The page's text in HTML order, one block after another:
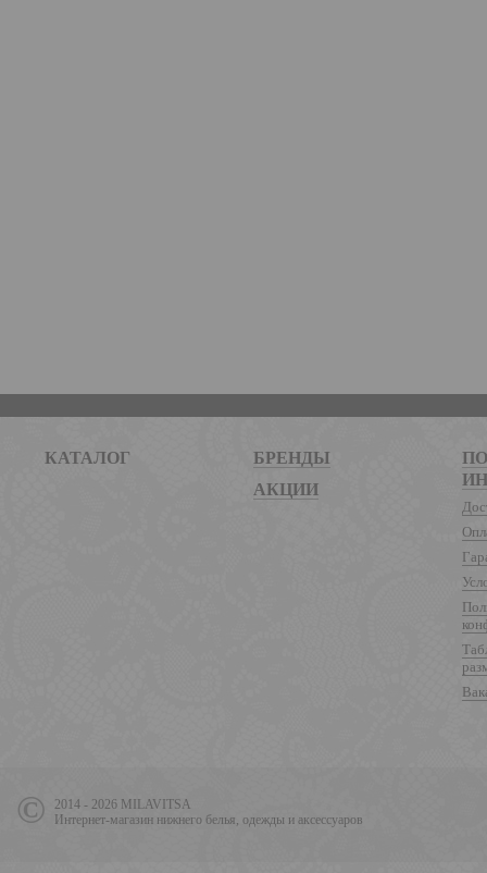
КАТАЛОГ
БРЕНДЫ
АКЦИИ
2014 - 2026 MILAVITSA
Интернет-магазин нижнего белья, одежды и аксессуаров